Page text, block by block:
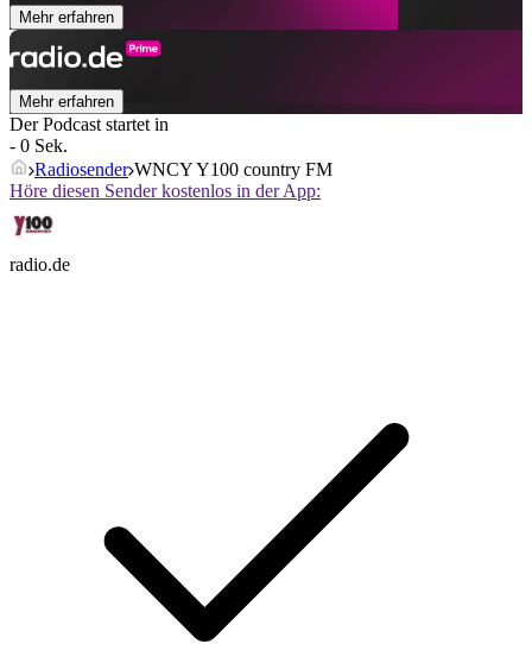
Mehr erfahren
Mehr erfahren
Der Podcast startet in
- 0 Sek.
Radiosender WNCY Y100 country FM
Höre diesen Sender kostenlos in der App:
radio.de